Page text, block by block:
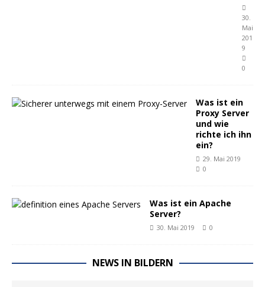
30.
Mai
201
9
0
Was ist ein
Proxy Server
und wie
richte ich ihn
ein?
29. Mai 2019
0
Was ist ein Apache
Server?
30. Mai 2019 0
NEWS IN BILDERN